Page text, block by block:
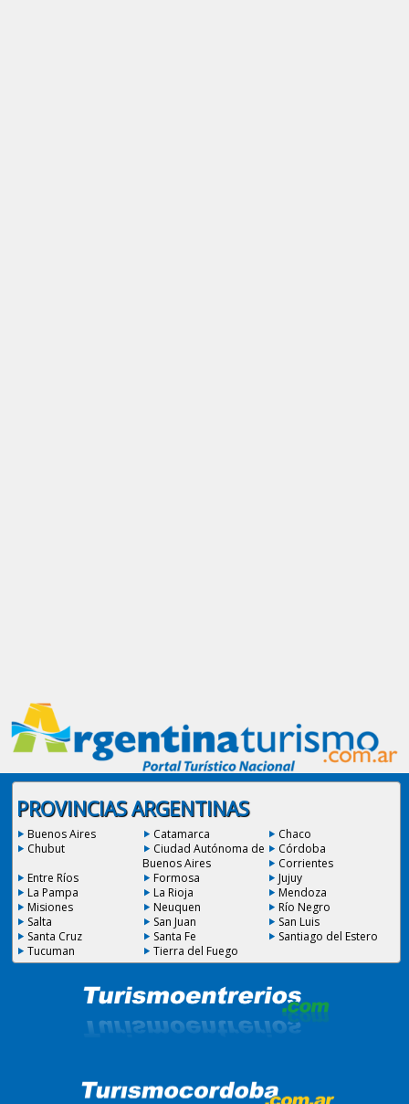
PROVINCIAS ARGENTINAS
Buenos Aires Catamarca
Chaco
Chubut
Ciudad Autónoma de
Buenos Aires
Córdoba
Corrientes
Entre Ríos
Formosa
Jujuy
La Pampa
La Rioja
Mendoza
Misiones
Neuquen
Río Negro
Salta
San Juan
San Luis
Santa Cruz
Santa Fe
Santiago del Estero
Tucuman
Tierra del Fuego